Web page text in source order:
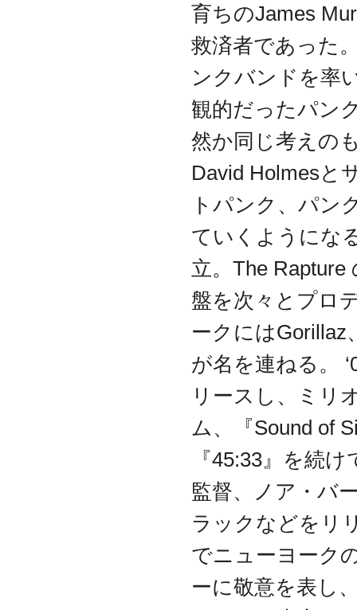
育ちのJames
救済者であった
ンクバンドを率
観的だったパン
然か同じ考えの
David Holmesと
トパンク、パン
ていくようにな
立。The Rapture
盤を次々とプロ
ークにはGorillaz
が名を連ねる。
リースし、ミリ
ム、『Sound of
『45:33』を続
監督、ノア・バ
ラックなどをリ
でニューヨーク
ーに敬意を表し